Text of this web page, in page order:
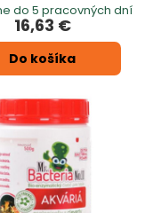
do 5 pracovných dní
16,63 €
Do košíka